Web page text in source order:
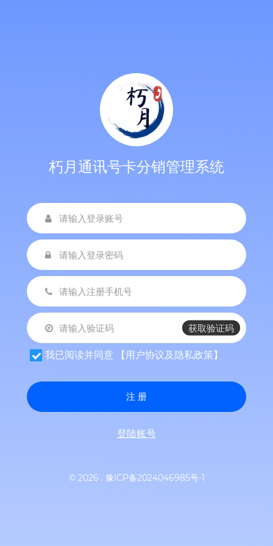
朽月通讯号卡分销管理系统
获取验证码
我已阅读并同意 【用户协议及隐私政策】
注 册
登陆账号
© 2026 . 豫ICP备2024046985号-1